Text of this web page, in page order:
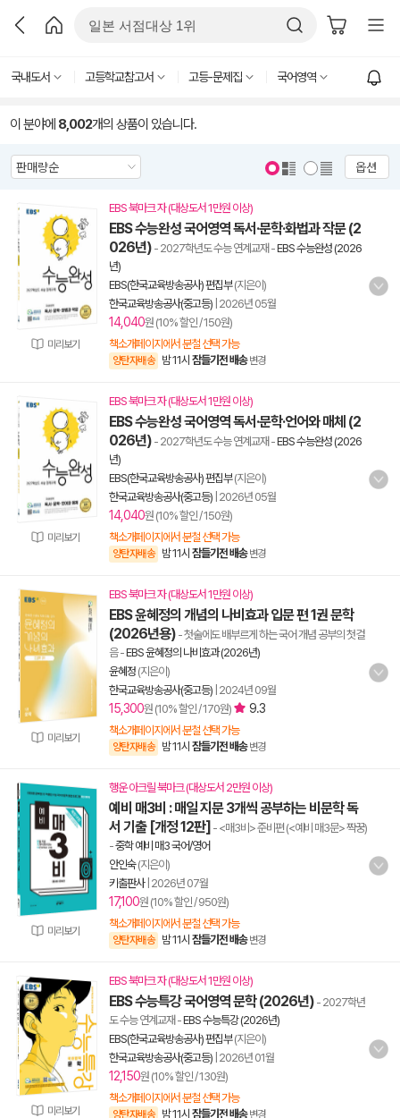
국내도서 고등학교참고서 고등-문제집 국어영역
이 분야에 8,002개의 상품이 있습니다.
옵션
미리보기
EBS 북마크 자 (대상도서 1만원 이상)
EBS 수능완성 국어영역 독서·문학·화법과 작문 (2
026년) - 2027학년도 수능 연계교재 -EBS 수능완성 (2026
년)
EBS(한국교육방송공사) 편집부(지은이)
한국교육방송공사(중고등) 2026년 05월
14,040원 (10% 할인 / 150원)
책소개페이지에서 분철 선택 가능
양탄자배송 밤 11시 잠들기전 배송 변경
미리보기
EBS 북마크 자 (대상도서 1만원 이상)
EBS 수능완성 국어영역 독서·문학·언어와 매체 (2
026년) - 2027학년도 수능 연계교재 -EBS 수능완성 (2026
년)
EBS(한국교육방송공사) 편집부(지은이)
한국교육방송공사(중고등) 2026년 05월
14,040원 (10% 할인 / 150원)
책소개페이지에서 분철 선택 가능
양탄자배송 밤 11시 잠들기전 배송 변경
미리보기
EBS 북마크 자 (대상도서 1만원 이상)
EBS 윤혜정의 개념의 나비효과 입문 편 1권 문학
(2026년용) - 첫술에도 배부르게 하는 국어 개념 공부의 첫걸
음-EBS 윤혜정의 나비효과 (2026년)
윤혜정 (지은이)
한국교육방송공사(중고등) 2024년 09월
15,300원 (10% 할인 / 170원) 9.3
책소개페이지에서 분철 선택 가능
양탄자배송 밤 11시 잠들기전 배송 변경
미리보기
행운 아크릴 북마크 (대상도서 2만원 이상)
예비 매3비 : 매일 지문 3개씩 공부하는 비문학 독
서 기출 [개정 12판] - <매3비> 준비편 (<예비 매3문> 짝꿍)
-중학 예비 매3 국어/영어
안인숙(지은이)
키출판사| 2026년 07월
17,100원 (10% 할인 / 950원)
책소개페이지에서 분철 선택 가능
양탄자배송 밤 11시 잠들기전 배송 변경
미리보기
EBS 북마크 자 (대상도서 1만원 이상)
EBS 수능특강 국어영역 문학 (2026년) - 2027학년
도 수능 연계교재 -EBS 수능특강 (2026년)
EBS(한국교육방송공사) 편집부(지은이)
한국교육방송공사(중고등) 2026년 01월
12,150원 (10% 할인 / 130원)
책소개페이지에서 분철 선택 가능
양탄자배송 밤 11시 잠들기전 배송 변경